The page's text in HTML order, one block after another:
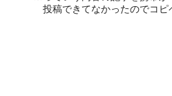
投稿できてなかったのでコピ